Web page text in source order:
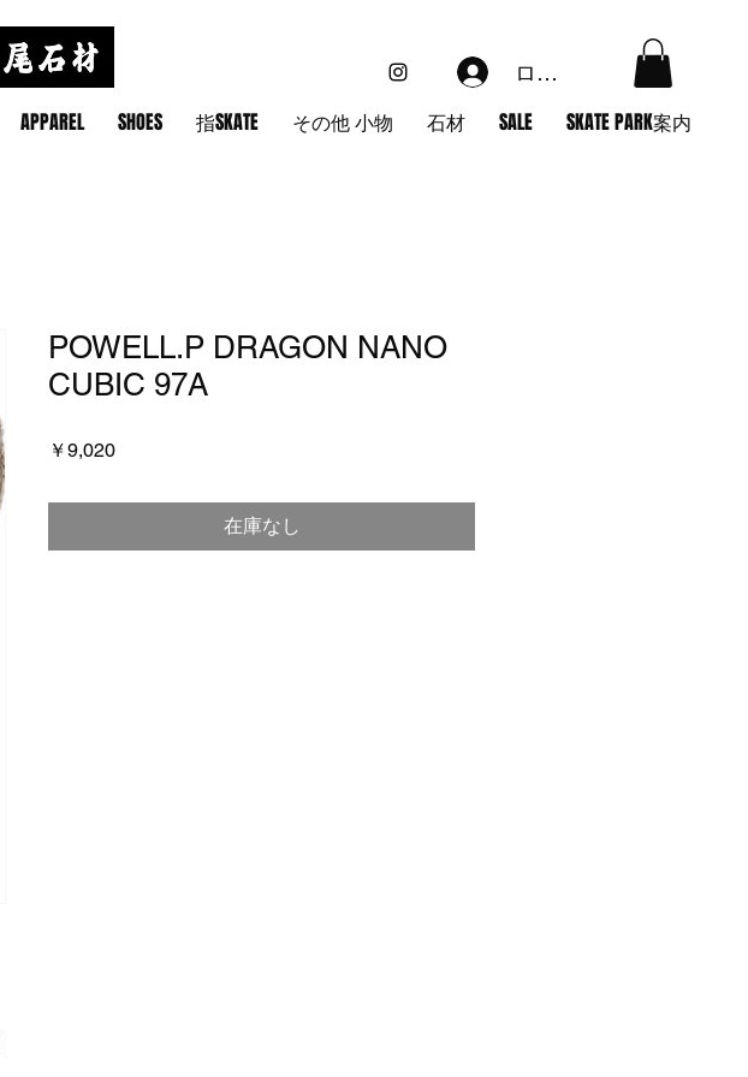
ログイン
APPAREL SHOES 指SKATE その他 小物 石材 SALE SKATE PARK案内
POWELL.P DRAGON NANO
CUBIC 97A
￥9,020価
在庫なし